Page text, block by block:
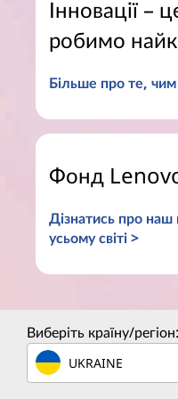
Інновації –
робимо
Більше про те,
Фонд
Дізнатись про наш
усьому світі >
Виберіть країну/регіон:
UKRAINE